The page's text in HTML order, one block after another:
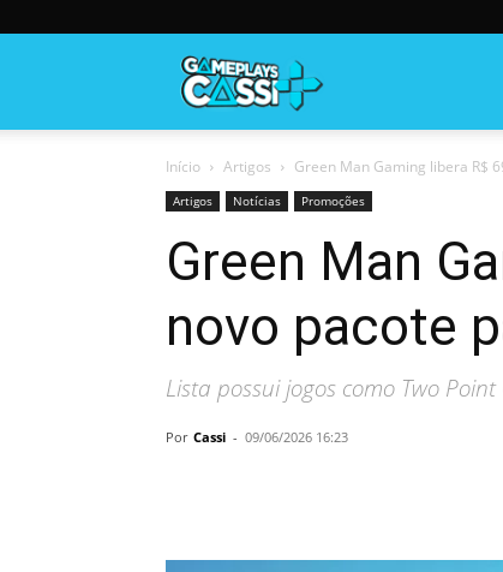
Início Artigos Green Man Gaming libera R$
Artigos Notícias Promoções
Green Man
novo pacote
Lista possui jogos como Two
Por Cassi - 09/06/2026 16:23